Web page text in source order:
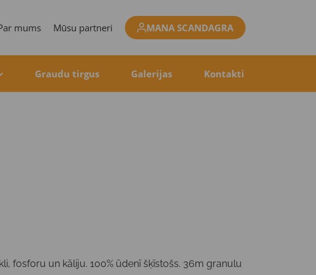
mums Mūsu partneri MANA SCANDAGRA
Graudu tirgus Galerijas Kontakti
fosforu un kāliju. 100% ūdenī šķīstošs. 36m granulu